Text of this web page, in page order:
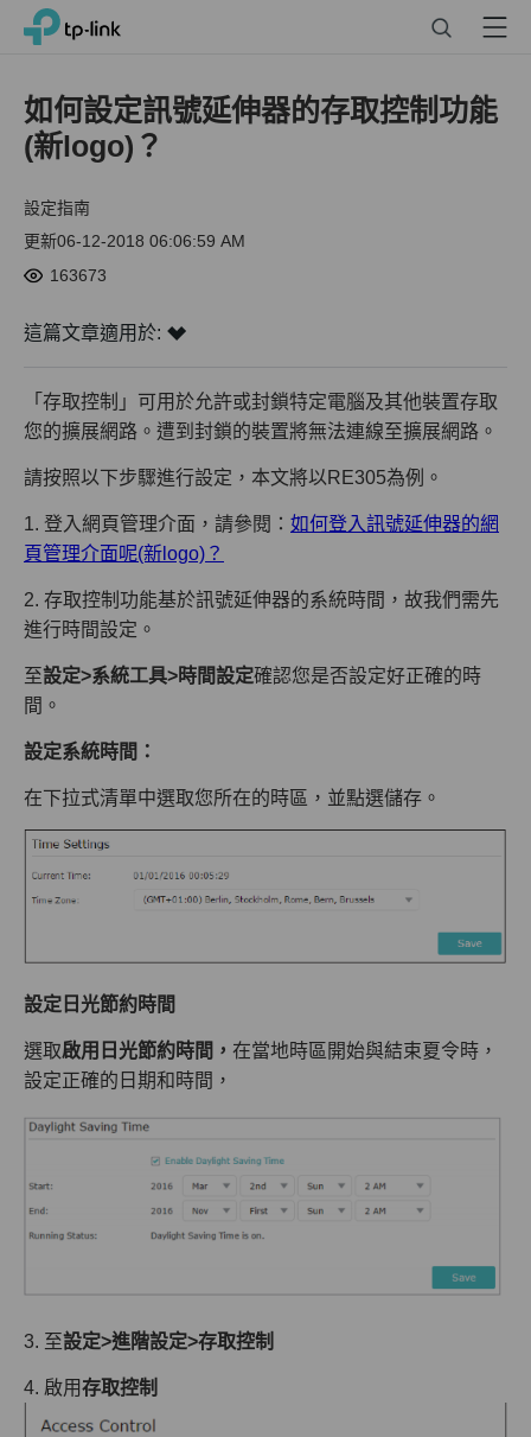
Click
navigation
TP-Link, Reliably Smart Menu
如何設定訊號延伸器的存取控制功能
(新logo)？
設定指南
更新06-12-2018 06:06:59 AM
163673
這篇文章適用於:
「存取控制」可用於允許或封鎖特定電腦及其他裝置存取
您的擴展網路。遭到封鎖的裝置將無法連線至擴展網路。
請按照以下步驟進行設定，本文將以RE305為例。
1. 登入網頁管理介面，請參閱： 如何登入訊號延伸器的網
頁管理介面呢(新logo)？
2. 存取控制功能基於訊號延伸器的系統時間，故我們需先
進行時間設定。
至設定>系統工具>時間設定確認您是否設定好正確的時
間。
設定系統時間：
在下拉式清單中選取您所在的時區，並點選儲存。
設定日光節約時間
選取啟用日光節約時間， 在當地時區開始與結束夏令時，
設定正確的日期和時間，
3. 至設定>進階設定>存取控制
4. 啟用存取控制